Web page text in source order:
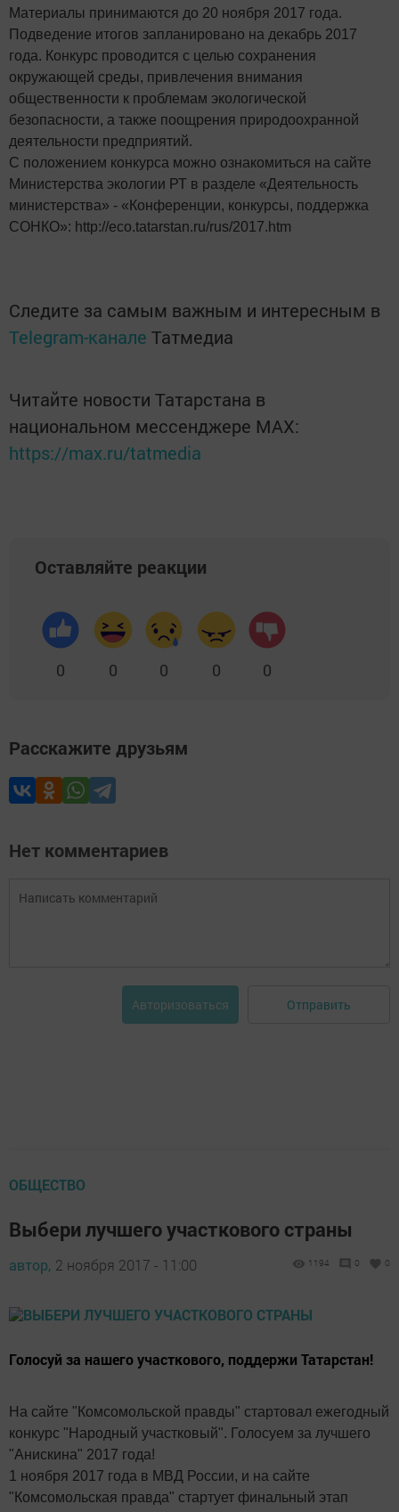
Материалы принимаются до 20 ноября 2017 года.
Подведение итогов запланировано на декабрь 2017
года. Конкурс проводится с целью сохранения
окружающей среды, привлечения внимания
общественности к проблемам экологической
безопасности, а также поощрения природоохранной
деятельности предприятий.
С положением конкурса можно ознакомиться на сайте
Министерства экологии РТ в разделе «Деятельность
министерства» - «Конференции, конкурсы, поддержка
СОНКО»: http://eco.tatarstan.ru/rus/2017.htm
Следите за самым важным и интересным в
Telegram-канале Татмедиа
Читайте новости Татарстана в
национальном мессенджере MАХ:
https://max.ru/tatmedia
Оставляйте реакции
0 0 0 0 0
Расскажите друзьям
Нет комментариев
Авторизоваться Отправить
ОБЩЕСТВО
Выбери лучшего участкового страны
автор, 2 ноября 2017 - 11:00 1194 0 0
Голосуй за нашего участкового, поддержи Татарстан!
На сайте "Комсомольской правды" стартовал ежегодный
конкурс "Народный участковый". Голосуем за лучшего
"Анискина" 2017 года!
1 ноября 2017 года в МВД России, и на сайте
"Комсомольская правда" стартует финальный этап